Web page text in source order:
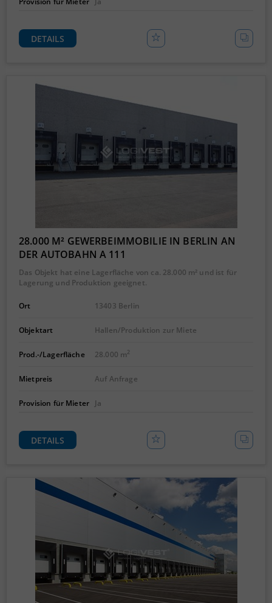
DETAILS
28.000 M² GEWERBEIMMOBILIE IN BERLIN AN
DER AUTOBAHN A 111
Das Objekt hat eine Lagerfläche von ca. 28.000 m² und ist für
Lagerung und Produktion geeignet.
Ort 13403 Berlin
Objektart Hallen/Produktion zur Miete
Prod.-/Lagerfläche 28.000 m2
Mietpreis Auf Anfrage
Provision für Mieter Ja
DETAILS